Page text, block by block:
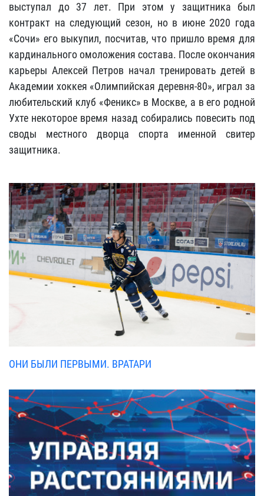
выступал до 37 лет. При этом у защитника был
контракт на следующий сезон, но в июне 2020 года
«Сочи» его выкупил, посчитав, что пришло время для
кардинального омоложения состава. После окончания
карьеры Алексей Петров начал тренировать детей в
Академии хоккея «Олимпийская деревня-80», играл за
любительский клуб «Феникс» в Москве, а в его родной
Ухте некоторое время назад собирались повесить под
своды местного дворца спорта именной свитер
защитника.
ОНИ БЫЛИ ПЕРВЫМИ. ВРАТАРИ